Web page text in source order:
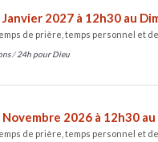
Janvier 2027 à 12h30 au
de prière, temps personnel et
/24h pour Dieu
Novembre 2026 à 12h30
de prière, temps personnel et